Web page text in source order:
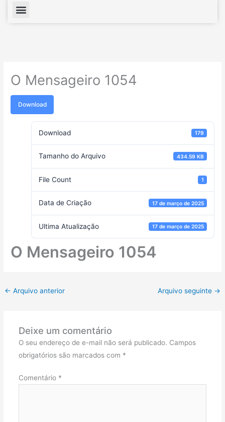
Menu
O Mensageiro 1054
Download
Download 179
Tamanho do Arquivo 434.59 KB
File Count 1
Data de Criação 17 de março de 2025
Ultima Atualização 17 de março de 2025
O Mensageiro 1054
← Arquivo anterior Arquivo seguinte →
Deixe um comentário
O seu endereço de e-mail não será publicado. Campos
obrigatórios são marcados com *
Comentário *